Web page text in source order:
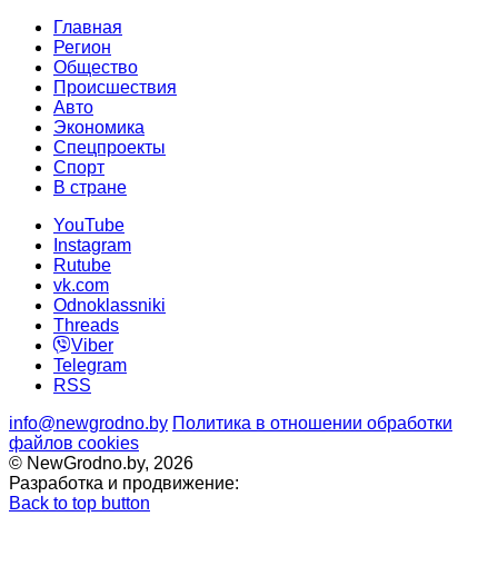
Главная
Регион
Общество
Происшествия
Авто
Экономика
Спецпроекты
Cпорт
В стране
YouTube
Instagram
Rutube
vk.com
Odnoklassniki
Threads
Viber
Telegram
RSS
info@newgrodno.by Политика в отношении обработки
файлов cookies
© NewGrodno.by, 2026
Разработка и продвижение:
Back to top button